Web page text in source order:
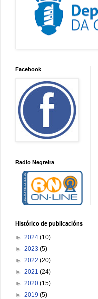
Facebook
Radio Negreira
Histórico de publicacións
► 2024 (10)
► 2023 (5)
► 2022 (20)
► 2021 (24)
► 2020 (15)
► 2019 (5)